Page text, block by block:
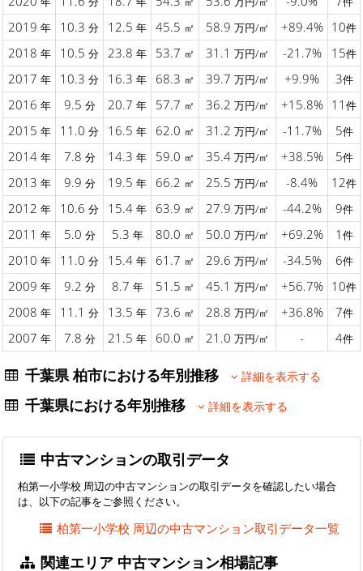
2019 年 10.3 分 12.5 年 45.5 ㎡ 58.9 万円/㎡ +89.4% 10件
2018 年 10.5 分 23.8 年 53.7 ㎡ 31.1 万円/㎡ -21.7% 15件
2017 年 10.3 分 16.3 年 68.3 ㎡ 39.7 万円/㎡ +9.9% 3件
2016 年 9.5 分 20.7 年 57.7 ㎡ 36.2 万円/㎡ +15.8% 11 件
2015 年 11.0 分 16.5 年 62.0 ㎡ 31.2 万円/㎡ -11.7% 5件
2014 年 7.8 分 14.3 年 59.0 ㎡ 35.4 万円/㎡ +38.5% 5件
2013 年 9.9 分 19.5 年 66.2 ㎡ 25.5 万円/㎡ -8.4% 12件
2012 年 10.6 分 15.4 年 63.9 ㎡ 27.9 万円/㎡ -44.2% 9件
2011 年 5.0 分 5.3 年 80.0 ㎡ 50.0 万円/㎡ +69.2% 1 件
2010 年 11.0 分 15.4 年 61.7 ㎡ 29.6 万円/㎡ -34.5% 6件
2009 年 9.2 分 8.7 年 51.5 ㎡ 45.1 万円/㎡ +56.7% 10件
2008 年 11.1 分 13.5 年 73.6 ㎡ 28.8 万円/㎡ +36.8% 7件
2007 年 7.8 分 21.5 年 60.0 ㎡ 21.0 万円/㎡ - 4件
千葉県 柏市における年別推移 詳細を表示する
千葉県における年別推移 詳細を表示する
中古マンションの取引データ
柏第一小学校 周辺の中古マンションの取引データを確認したい場合
は、以下の記事をご参照ください。
柏第一小学校 周辺の中古マンション取引データ一覧
関連エリア 中古マンション相場記事